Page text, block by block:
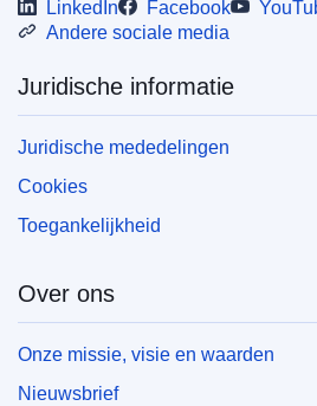
LinkedIn Facebook
Andere sociale media
Juridische informatie
Juridische mededelingen
Cookies
Toegankelijkheid
Over ons
Onze missie, visie en waarden
Nieuwsbrief